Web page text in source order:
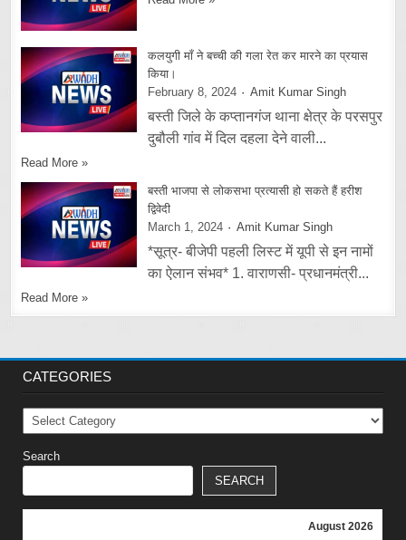
कलयुगी माँ ने बच्ची की गला रेत कर मारने का प्रयास
किया।
February 8, 2024
Amit Kumar Singh
बस्ती जिले के कप्तानगंज थाना क्षेत्र के परसपुर
दुबौली गांव में दिल दहला देने वाली...
Read More »
बस्ती भाजपा से लोकसभा प्रत्यासी हो सकते हैं हरीश
द्विवेदी
March 1, 2024
Amit Kumar Singh
*सूत्र- बीजेपी पहली लिस्ट में यूपी से इन नामों
का ऐलान संभव* 1. वाराणसी- प्रधानमंत्री...
Read More »
CATEGORIES
Categories
Search
SEARCH
August 2026